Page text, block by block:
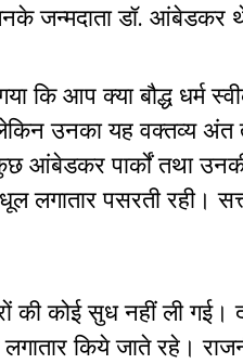
जन्मदाता डॉ. आंबेडकर थे,
कि आप क्या बौद्ध धर्म
उनका यह वक्तव्य अंत
आंबेडकर पार्कों तथा
लगातार पसरती रही।
की कोई सुध नहीं ली
किये जाते रहे।